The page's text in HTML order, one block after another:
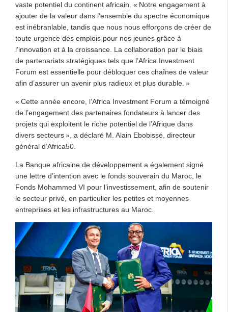
vaste potentiel du continent africain. « Notre engagement à
ajouter de la valeur dans l’ensemble du spectre économique
est inébranlable, tandis que nous nous efforçons de créer de
toute urgence des emplois pour nos jeunes grâce à
l’innovation et à la croissance. La collaboration par le biais
de partenariats stratégiques tels que l’Africa Investment
Forum est essentielle pour débloquer ces chaînes de valeur
afin d’assurer un avenir plus radieux et plus durable. »
« Cette année encore, l’Africa Investment Forum a témoigné
de l’engagement des partenaires fondateurs à lancer des
projets qui exploitent le riche potentiel de l’Afrique dans
divers secteurs », a déclaré M. Alain Ebobissé, directeur
général d’Africa50.
La Banque africaine de développement a également signé
une lettre d’intention avec le fonds souverain du Maroc, le
Fonds Mohammed VI pour l’investissement, afin de soutenir
le secteur privé, en particulier les petites et moyennes
entreprises et les infrastructures au Maroc.